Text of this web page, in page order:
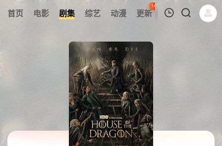
首页 电影 剧集 综艺 动漫 更新
142
热榜 APP
暂无观看影片的记录